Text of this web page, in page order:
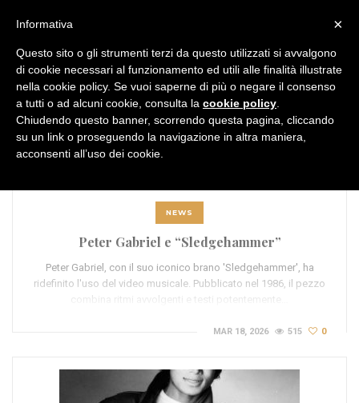
TAG: music video
NEWS
Peter Gabriel e “Sledgehammer”
Peter Gabriel, con il suo iconico brano 'Sledgehammer', ha
ridefinito l'uso del video musicale. Pubblicato nel 1986, il pezzo
combina ritmi avvolgenti e testi potentemente…
MAR 18, 2026 515 0
×
Informativa
Questo sito o gli strumenti terzi da questo utilizzati si avvalgono
di cookie necessari al funzionamento ed utili alle finalità illustrate
nella cookie policy. Se vuoi saperne di più o negare il consenso
a tutti o ad alcuni cookie, consulta la cookie policy
Chiudendo questo banner, scorrendo questa pagina, cliccando
su un link o proseguendo la navigazione in altra maniera,
acconsenti all’uso dei cookie.